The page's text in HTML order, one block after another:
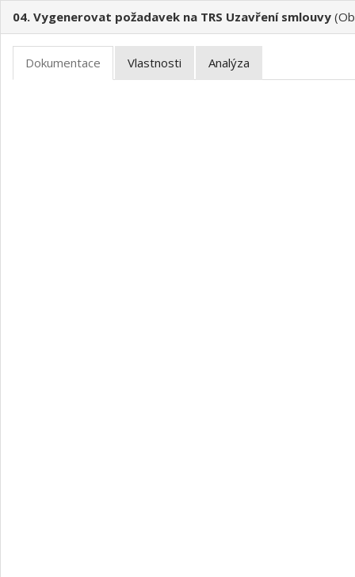
04. Vygenerovat požadavek na TRS Uzavření smlouvy (